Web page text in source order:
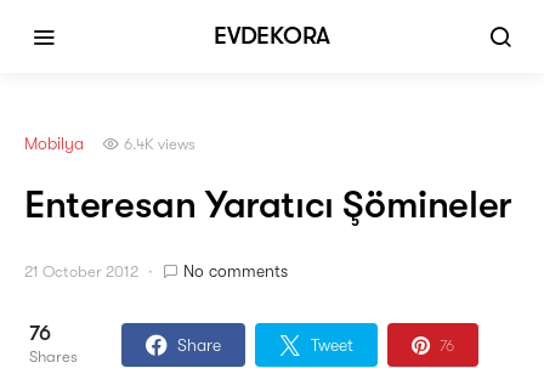
EVDEKORA
Mobilya 6.4K views
Enteresan Yaratıcı Şömineler
21 October 2012 No comments
76
Shares
Share Tweet 76